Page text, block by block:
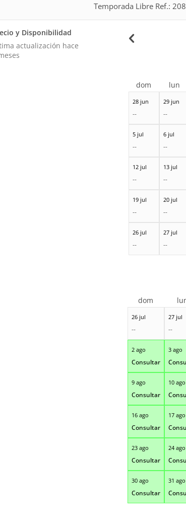
Temporada Libre Ref.:
y Disponibilidad
actualización hace
28 jun
--
29 jun
--
5 jul
--
6 jul
--
12 jul
--
13 jul
--
19 jul
--
20 jul
--
26 jul
--
27 jul
--
dom lun
26 jul
--
27 jul
--
2 ago
Consultar
3 ago
9 ago
Consultar
10 ago
16 ago
Consultar
17 ago
23 ago
Consultar
24 ago
30 ago
Consultar
31 ago
dom